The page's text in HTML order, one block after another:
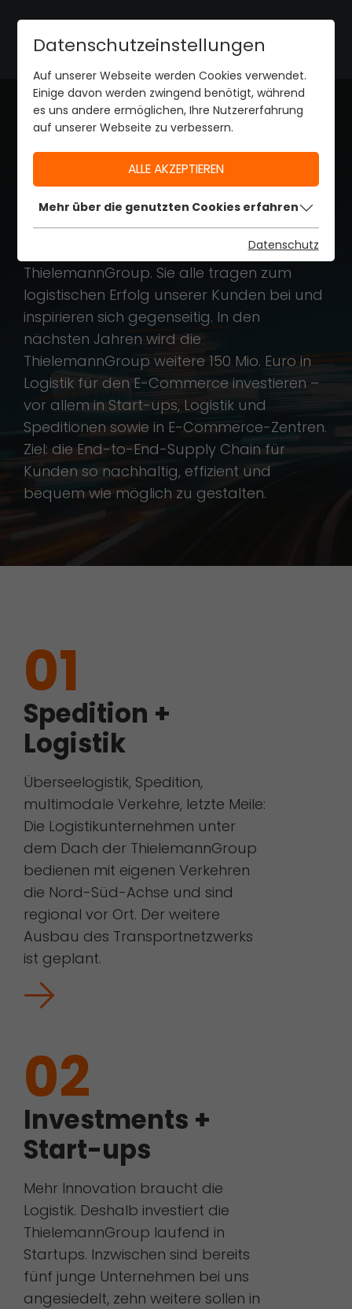
Connecting Your
Success
Rund 22 Beteiligungen und Unternehmen
arbeiten inzwischen unter dem Dach der
ThielemannGroup. Sie alle tragen zum
logistischen Erfolg unserer Kunden bei und
inspirieren sich gegenseitig. In den
nächsten Jahren wird die
ThielemannGroup weitere 150 Mio. Euro in
Logistik für den E-Commerce investieren –
vor allem in Start-ups, Logistik und
Speditionen sowie in E-Commerce-Zentren.
Ziel: die End-to-End-Supply Chain für
Kunden so nachhaltig, effizient und
bequem wie möglich zu gestalten.
01
Spedition +
Logistik
Überseelogistik, Spedition,
multimodale Verkehre, letzte Meile:
Die Logistikunternehmen unter
dem Dach der ThielemannGroup
bedienen mit eigenen Verkehren
die Nord-Süd-Achse und sind
regional vor Ort. Der weitere
Ausbau des Transportnetzwerks
ist geplant.
02
Investments +
Start-ups
Mehr Innovation braucht die
Logistik. Deshalb investiert die
ThielemannGroup laufend in
Startups. Inzwischen sind bereits
fünf junge Unternehmen bei uns
angesiedelt, zehn weitere sollen in
Datenschutzeinstellungen
Auf unserer Webseite werden Cookies verwendet.
Einige davon werden zwingend benötigt, während
es uns andere ermöglichen, Ihre Nutzererfahrung
auf unserer Webseite zu verbessern.
ALLE AKZEPTIEREN
Mehr über die genutzten Cookies erfahren
Datenschutz